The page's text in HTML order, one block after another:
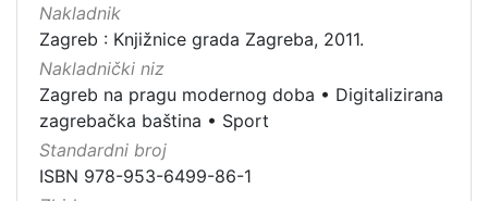
Nakladnik
Zagreb : Knjižnice grada Zagreba, 2011.
Nakladnički niz
Zagreb na pragu modernog doba • Digitalizirana
zagrebačka baština • Sport
Standardni broj
ISBN 978-953-6499-86-1